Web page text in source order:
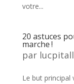
votre...
20 astuces
marche !
par
Le but principal